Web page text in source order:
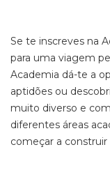
Se te inscreves na
para uma viagem
Academia dá-te a
aptidões ou
muito diverso e
diferentes áreas
começar a